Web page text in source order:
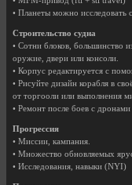
• Планеты можно исследовать
Строительство судна
• Сотни блоков, большинство
оружие, двери или консоли.
• Корпус редактируется с
• Рисуйте дизайн корабля в
от торгооли или выполнения
• Ремонт после боев с
Прогрессия
• Миссии, кампания.
• Множество обновляемых
• Исследования, навыки (NYI)